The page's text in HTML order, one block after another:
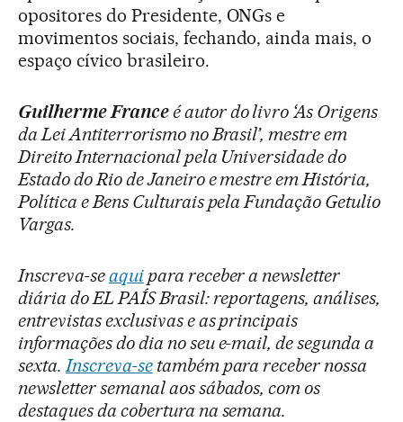
opositores do Presidente, ONGs e
movimentos sociais, fechando, ainda mais, o
espaço cívico brasileiro.
Guilherme Franceé autor do livro ‘As Origens
da Lei Antiterrorismo no Brasil’, mestre em
Direito Internacional pela Universidade do
Estado do Rio de Janeiro e mestre em História,
Política e Bens Culturais pela Fundação Getulio
Vargas.
Inscreva-seaquipara receber a newsletter
diária do EL PAÍS Brasil: reportagens, análises,
entrevistas exclusivas e as principais
informações do dia no seu e-mail, de segunda a
sexta. Inscreva-setambém para receber nossa
newsletter semanal aos sábados, com os
destaques da cobertura na semana.